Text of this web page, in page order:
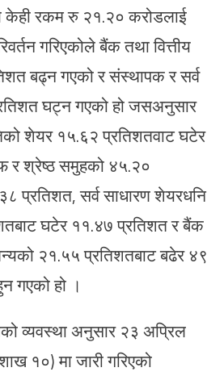
केही रकम रु २१.२० करोडलाई
गरिएकोले बैंक तथा वित्तीय
बढ्न गएको र संस्थापक र सर्व
घट्न गएको हो जसअनुसार
शेयर १५.६२ प्रतिशतवाट घटेर
र श्रेष्ठ समुहको ४५.२०
प्रतिशत, सर्व साधारण शेयरधनि
घटेर ११.४७ प्रतिशत र बैंक
२१.५५ प्रतिशतबाट बढेर ४९
गएको हो ।
व्यवस्था अनुसार २३ अप्रिल
१०) मा जारी गरिएको